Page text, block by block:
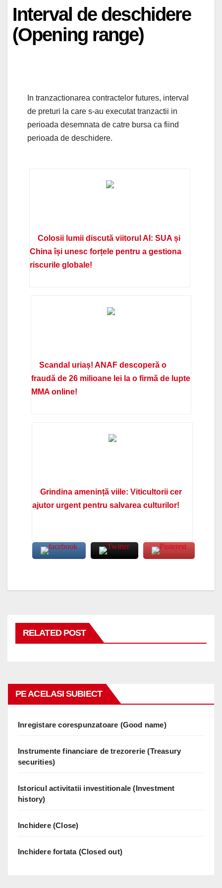
Interval de deschidere
(Opening range)
In tranzactionarea contractelor futures, interval
de preturi la care s-au executat tranzactii in
perioada desemnata de catre bursa ca fiind
perioada de deschidere.
Colosii lumii discută viitorul AI: SUA și
China își unesc forțele pentru a gestiona
riscurile globale!
Scandal uriaș! ANAF descoperă o
fraudă de 26 milioane lei la o firmă de lupte
MMA online!
Grindina amenință viile: Viticultorii cer
ajutor urgent pentru salvarea culturilor!
RELATED POST
PE ACELASI SUBIECT
Inregistare corespunzatoare (Good name)
Instrumente financiare de trezorerie (Treasury
securities)
Istoricul activitatii investitionale (Investment
history)
Inchidere (Close)
Inchidere fortata (Closed out)